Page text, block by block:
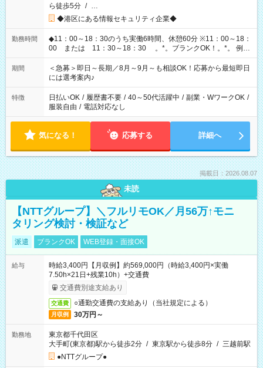
ら徒歩5分 / …
◆港区にある情報セキュリティ企業◆
勤務時間
◆11：00～18：30のうち実働6時間、休憩60分 ※11：00～18：
00 または 11：30～18：30 。*。ブランクOK！。*。 例え
ば前職が、 在宅/財団法人/事務/コールセンター/受付/販売/カフェ
スタッフ スイーツ販売/ホテルフロント/化粧品販売/など 様々な
業界から入社して活躍されています♪
期間
＜急募＞即日～長期／8月～9月～も相談OK！応募から最短即日
には選考案内♪
特徴 日払いOK / 履歴書不要 / 40～50代活躍中 / 副業・WワークOK /
服装自由 / 電話対応なし
気になる！ 応募する 詳細へ
掲載日：2026.08.07
未読
【NTTグループ】＼フルリモOK／月56万↑モニ
タリング検討・検証など
派遣 ブランクOK WEB登録・面接OK
給与
時給3,400円【月収例】約569,000円（時給3,400円×実働
7.50h×21日+残業10h）+交通費
交通費別途支給あり
交通費 ○通勤交通費の支給あり（当社規定による）
月収例 30万円～
勤務地
東京都千代田区
大手町(東京都)駅から徒歩2分 / 東京駅から徒歩8分 / 三越前駅
●NTTグループ●